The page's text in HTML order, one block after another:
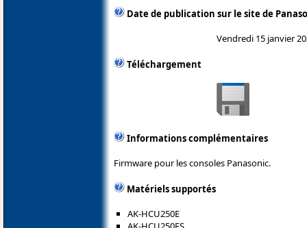
Date de publication sur le site de
Vendredi 15 janvier
Téléchargement
Informations complémentaires
Firmware pour les consoles Panasonic.
Matériels supportés
AK-HCU250E